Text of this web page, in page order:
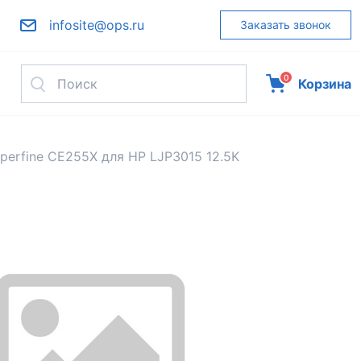
infosite@ops.ru Заказать звонок
0 Корзина
CE255X для HP LJP3015 12.5K